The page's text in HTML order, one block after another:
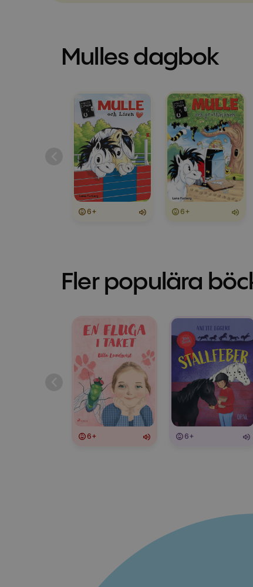
Mulles dagbok
6+ 6+
Fler populära
6+ 6+